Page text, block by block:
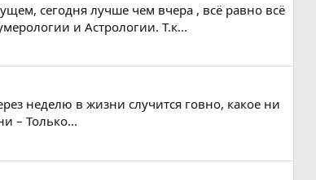
сегодня лучше чем вчера , всё равно всё
и Астрологии. Т.к...
неделю в жизни случится говно, какое ни
– Только...